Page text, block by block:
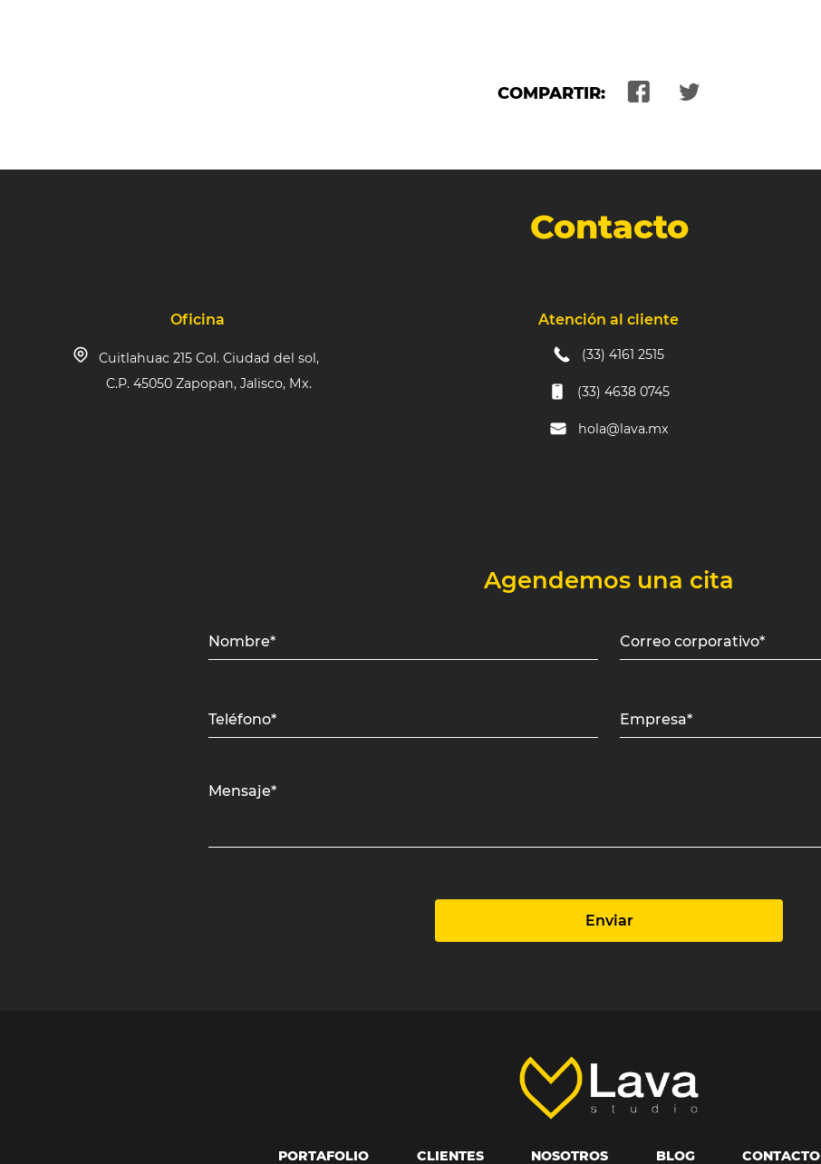
COMPARTIR:
Contacto
Oficina
Cuitlahuac 215 Col. Ciudad del sol,
C.P. 45050 Zapopan, Jalisco, Mx.
Atención al cliente
(33) 4161 2515
(33) 4638 0745
hola@lava.mx
Agendemos una cita
Nombre* Correo corporativo*
Teléfono* Empresa*
Mensaje*
Enviar
PORTAFOLIO CLIENTES NOSOTROS BLOG CONTACTO